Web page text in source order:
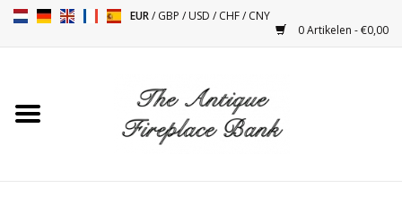
EUR/GBP /USD /CHF/CNY
0 Artikelen - €0,00